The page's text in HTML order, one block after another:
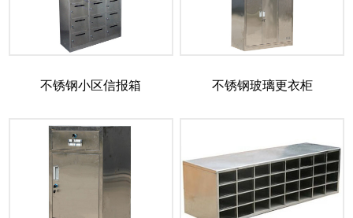
不锈钢小区信报箱 不锈钢玻璃更衣柜